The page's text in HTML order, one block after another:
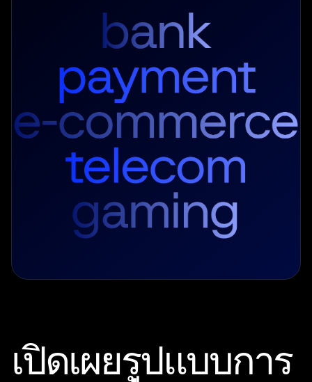
รักษาการปฏิบัติตามกฎระเบียบในแต่ละเขตอำนาจศาล
สมาชิกของเครือข่ายหรือกลุ่มพันธมิตร
เปิดเผยรูปแบบการ